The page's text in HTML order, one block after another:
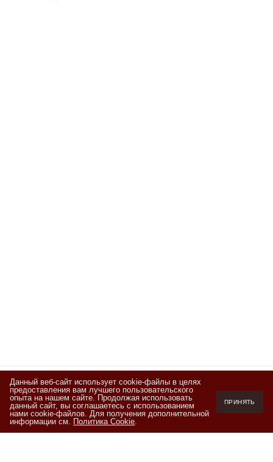
Подписывайтесь
на новости и акции
Данный веб-сайт использует cookie-файлы в целях
предоставления вам лучшего пользовательского
опыта на нашем сайте. Продолжая использовать
данный сайт, вы соглашаетесь с использованием
нами cookie-файлов. Для получения дополнительной
информации см. Политика Cookie.
ПРИНЯТЬ